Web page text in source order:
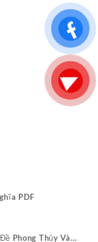
PDF
Phong Thủy Và